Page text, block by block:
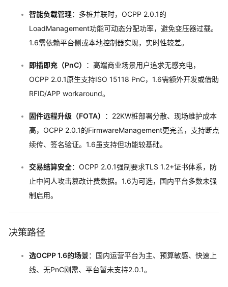
智能负载管理：多桩并联时，OCPP 2.0.1的
LoadManagement功能可动态分配功率，避免变压器过载。
1.6需依赖平台侧或本地控制器实现，实时性较差。
即插即充（PnC）
：高端商业场景用户追求无感充电，
OCPP 2.0.1原生支持ISO 15118 PnC，1.6需额外开发或借助
RFID/APP workaround。
固件远程升级（FOTA）
：22KW桩部署分散、现场维护成本
高，OCPP 2.0.1的FirmwareManagement更完善，支持断点
续传、签名验证。1.6虽支持但功能较基础。
交易结算安全：OCPP 2.0.1强制要求TLS 1.2+证书体系，防
止中间人攻击篡改计费数据。1.6为可选，国内平台多数未强
制启用。
决策路径
选OCPP 1.6的场景：国内运营平台为主、预算敏感、快速上
线、无PnC刚需、平台暂未支持2.0.1。